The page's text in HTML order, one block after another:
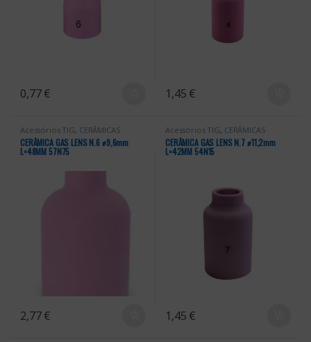
0,77€ 1,45 €
Acessórios TIG, CERÂMICAS
CERÂMICA GAS LENS N.6 ꬾ9,6mm
L=48MM 57N75
2,77€
Acessórios TIG, CERÂMICAS
CERÂMICA GAS LENS N.7 ꬾ11,2mm
L=42MM 54N15
1,45 €